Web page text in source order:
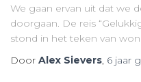
We gaan ervan uit dat we
doorgaan. De reis
stond in het teken van
Door Alex Sievers 6 jaar